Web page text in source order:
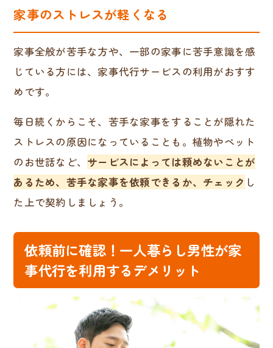
家事のストレスが軽くなる
家事全般が苦手な方や、一部の家事に苦手意識を感
じている方には、家事代行サービスの利用がおすす
めです。
毎日続くからこそ、苦手な家事をすることが隠れた
ストレスの原因になっていることも。植物やペット
のお世話など、 サービスによっては頼めないことが
あるため、苦手な家事を依頼できるか、チェック し
た上で契約しましょう。
依頼前に確認！一人暮らし男性が家
事代行を利用するデメリット